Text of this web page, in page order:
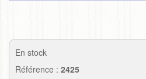
En stock
Référence : 2425